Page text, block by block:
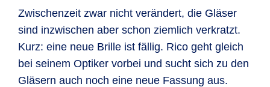
Zwischenzeit zwar nicht verändert, die Gläser
sind inzwischen aber schon ziemlich verkratzt.
Kurz: eine neue Brille ist fällig. Rico geht gleich
bei seinem Optiker vorbei und sucht sich zu den
Gläsern auch noch eine neue Fassung aus.